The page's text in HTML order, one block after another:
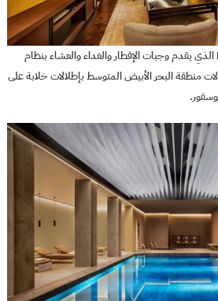
يتوفر في الموقع مطعم Manzara الذي يقدم وجبات الإفطار والغداء والعشاء بنظام
منطقة البحر الأبيض المتوسط بإطلالات خلابة على